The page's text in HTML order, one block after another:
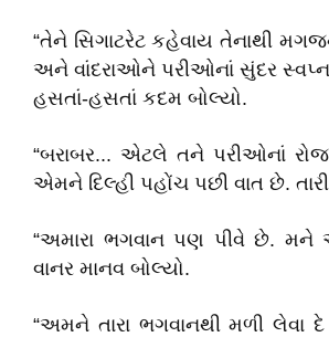
“તેને સિગાટરેટ કહેવાય તેનાથી
અને વાંદરાઓને પરીઓનાં સુંદર
હસતાં-હસતાં કદમ બોલ્યો.
“બરાબર... એટલે તને પરીઓનાં
એમને દિલ્હી પહોંચ પછી વાત છે.
“અમારા ભગવાન પણ પીવે છે.
વાનર માનવ બોલ્યો.
“અમને તારા ભગવાનથી મળી